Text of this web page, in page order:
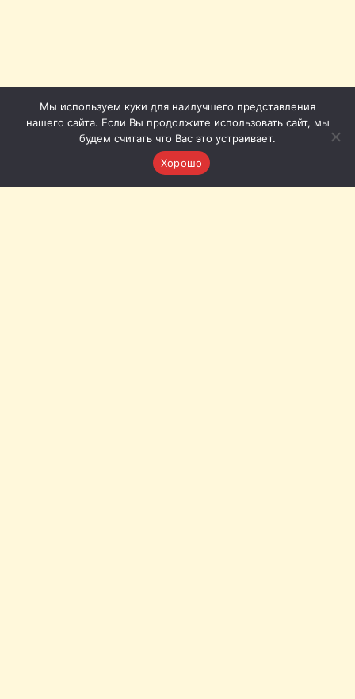
Мы используем куки для наилучшего представления
нашего сайта. Если Вы продолжите использовать сайт, мы
будем считать что Вас это устраивает.
Хорошо